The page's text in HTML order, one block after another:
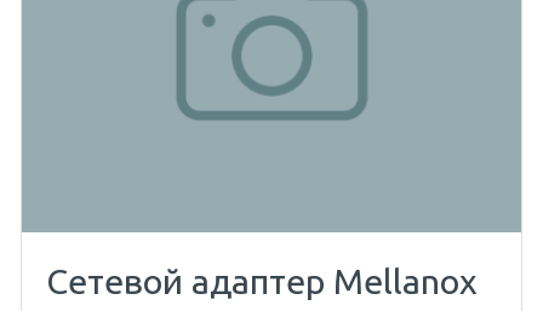
Сетевой адаптер Mellanox